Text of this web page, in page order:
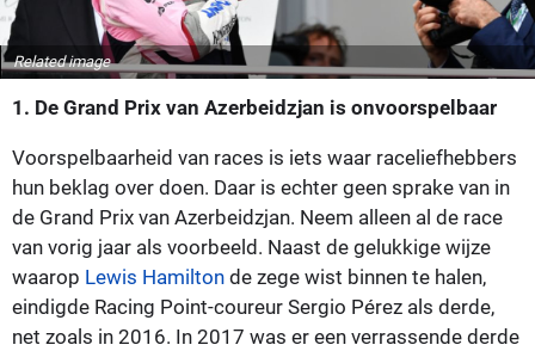
Related image
1. De Grand Prix van Azerbeidzjan is onvoorspelbaar
Voorspelbaarheid van races is iets waar raceliefhebbers
hun beklag over doen. Daar is echter geen sprake van in
de Grand Prix van Azerbeidzjan. Neem alleen al de race
van vorig jaar als voorbeeld. Naast de gelukkige wijze
waarop Lewis Hamilton de zege wist binnen te halen,
eindigde Racing Point-coureur Sergio Pérez als derde,
net zoals in 2016. In 2017 was er een verrassende derde